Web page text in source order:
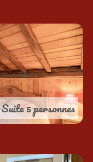
Suite 5 personnes